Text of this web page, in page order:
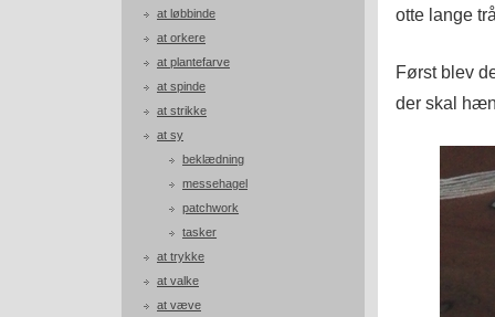
at løbbinde
at orkere
at plantefarve
at spinde
at strikke
at sy
beklædning
messehagel
patchwork
tasker
at trykke
at valke
at væve
otte lange
Først blev
der skal